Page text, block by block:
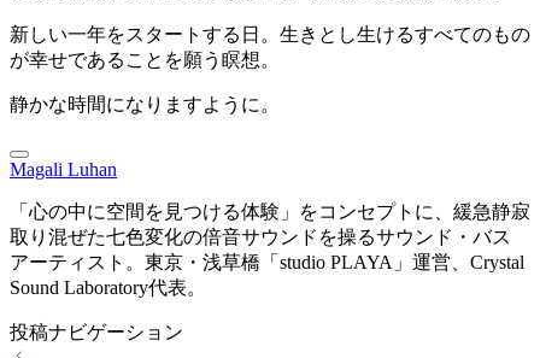
新しい一年をスタートする日。生きとし生けるすべてのもの
が幸せであることを願う瞑想。
静かな時間になりますように。
Magali Luhan
「心の中に空間を見つける体験」をコンセプトに、緩急静寂
取り混ぜた七色変化の倍音サウンドを操るサウンド・バス
アーティスト。東京・浅草橋「studio PLAYA」運営、Crystal
Sound Laboratory代表。
投稿ナビゲーション